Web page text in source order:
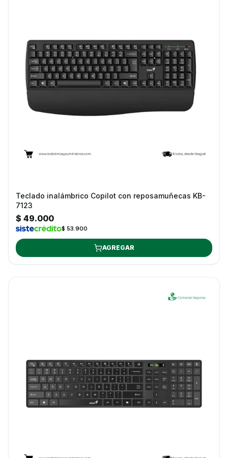
Teclado inalámbrico Copilot con reposamuñecas KB-
7123
$ 49.000
$ 53.900
AGREGAR